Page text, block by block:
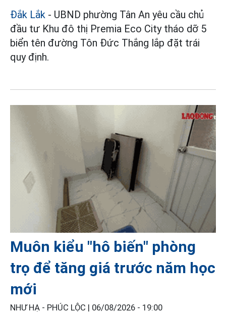
Đắk Lắk - UBND phường Tân An yêu cầu chủ
đầu tư Khu đô thị Premia Eco City tháo dỡ 5
biển tên đường Tôn Đức Thắng lắp đặt trái
quy định.
Muôn kiểu "hô biến" phòng
trọ để tăng giá trước năm học
mới
NHƯ HẠ - PHÚC LỘC | 06/08/2026 - 19:00